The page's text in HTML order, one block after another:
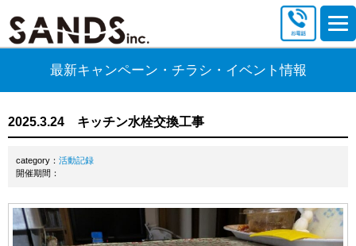
最新キャンペーン・チラシ・イベント情報
2025.3.24 キッチン水栓交換工事
category： 活動記録
開催期間：